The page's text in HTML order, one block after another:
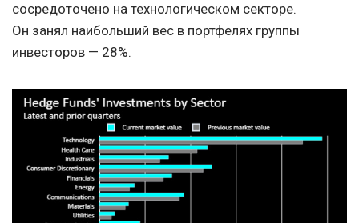
сосредоточено на технологическом секторе.
Он занял наибольший вес в портфелях группы
инвесторов — 28%.